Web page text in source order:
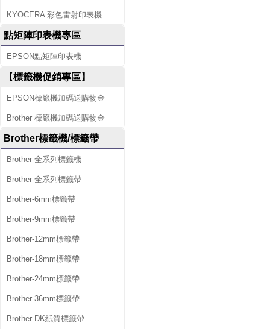
KYOCERA 彩色雷射印表機
點矩陣印表機專區
EPSON點矩陣印表機
【標籤機促銷專區】
EPSON標籤機加碼送購物金
Brother 標籤機加碼送購物金
Brother標籤機/標籤帶
Brother-全系列標籤機
Brother-全系列標籤帶
Brother-6mm標籤帶
Brother-9mm標籤帶
Brother-12mm標籤帶
Brother-18mm標籤帶
Brother-24mm標籤帶
Brother-36mm標籤帶
Brother-DK紙質標籤帶